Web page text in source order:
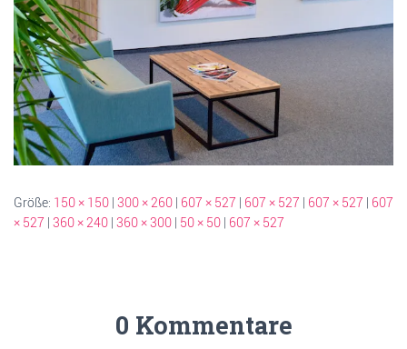
Größe: 150 × 150 | 300 × 260 | 607 × 527 | 607 × 527 | 607 × 527 | 607
× 527 | 360 × 240 | 360 × 300 | 50 × 50 | 607 × 527
0 Kommentare